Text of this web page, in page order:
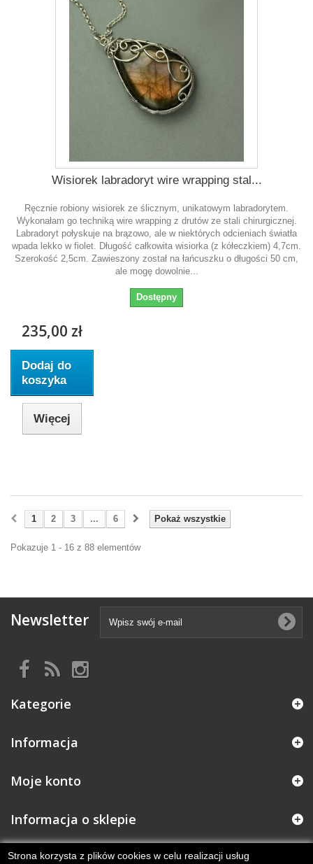
Wisiorek labradoryt wire wrapping stal...
Ręcznie robiony wisiorek ze ślicznym, unikatowym labradorytem.
Wykonałam go techniką wire wrapping z drutów ze stali chirurgicznej.
Labradoryt połyskuje na brązowo, ale w niektórych odcieniach światła
wpada lekko w fiolet. Długość całkowita wisiorka (z kółeczkiem) 4,7cm.
Szerokość 2,5cm. Zawieszony został na łańcuszku o długości 50 cm,
ale mogę dowolnie...
Dostępny
235,00 zł
Dodaj do
koszyka
Więcej
Pokaż wszystkie
1 2 3 ... 6
Pokazuje 1 - 16 z 88 elementów
Newsletter
Kategorie
Informacja
Moje konto
Informacja o sklepie
Strona korzysta z plików cookies w celu realizacji usług